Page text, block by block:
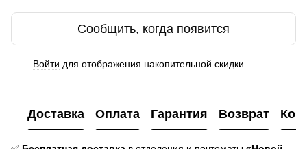
Сообщить, когда появится
Войти для отображения накопительной скидки
Доставка Оплата Гарантия Возврат